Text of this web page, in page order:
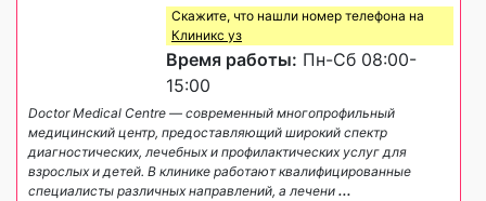
Скажите, что нашли номер телефона на
Клиникс уз
Время работы: Пн-Сб 08:00-
15:00
Doctor Medical Centre — современный многопрофильный
медицинский центр, предоставляющий широкий спектр
диагностических, лечебных и профилактических услуг для
взрослых и детей. В клинике работают квалифицированные
специалисты различных направлений, а лечени ...